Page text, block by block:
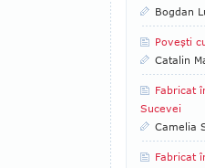
Bogdan
Poveşti
Catalin
Fabricat
Sucevei
Camelia
Fabricat